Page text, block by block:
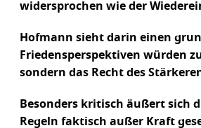
widersprochen wie der
Hofmann sieht darin einen
Friedensperspektiven würden
sondern das Recht des
Besonders kritisch äußert sich
Regeln faktisch außer Kraft